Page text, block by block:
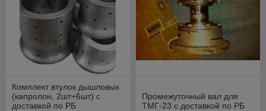
Комплект втулок дышловых
(капролон, 2шт+6шт) с
доставкой по РБ
Промежуточный вал для
ТМГ-23 с доставкой по РБ